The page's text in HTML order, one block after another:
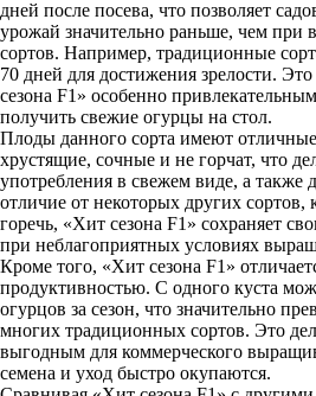
дней после посева, что позволяет
урожай значительно раньше, чем при
сортов. Например, традиционные
70 дней для достижения зрелости.
сезона F1» особенно
получить свежие огурцы на стол.
Плоды данного сорта имеют
хрустящие, сочные и не горчат, что
употребления в свежем виде, а также
отличие от некоторых других сортов,
горечь, «Хит сезона F1» сохраняет
при неблагоприятных условиях
Кроме того, «Хит сезона F1»
продуктивностью. С одного куста
огурцов за сезон, что значительно
многих традиционных сортов. Это
выгодным для коммерческого
семена и уход быстро окупаются.